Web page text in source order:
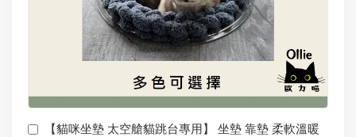
【貓咪坐墊 太空艙貓跳台專用】 坐墊 靠墊 柔軟溫暖